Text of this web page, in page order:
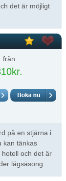
det är möjligt
från
på en stjärna i
kan tänkas
och det är
lågsäsong.